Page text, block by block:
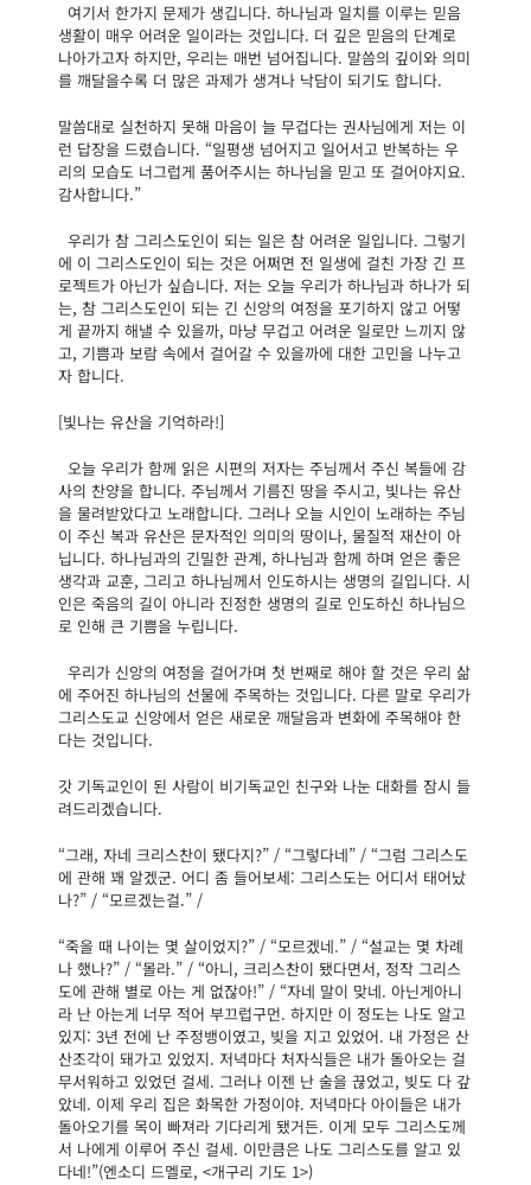
여기서 한가지 문제가 생깁니다. 하나님과 일치를 이루는 믿음
생활이 매우 어려운 일이라는 것입니다. 더 깊은 믿음의 단계로
나아가고자 하지만, 우리는 매번 넘어집니다. 말씀의 깊이와 의미
를 깨달을수록 더 많은 과제가 생겨나 낙담이 되기도 합니다.
말씀대로 실천하지 못해 마음이 늘 무겁다는 권사님에게 저는 이
런 답장을 드렸습니다. “일평생 넘어지고 일어서고 반복하는 우
리의 모습도 너그럽게 품어주시는 하나님을 믿고 또 걸어야지요.
감사합니다.”
우리가 참 그리스도인이 되는 일은 참 어려운 일입니다. 그렇기
에 이 그리스도인이 되는 것은 어쩌면 전 일생에 걸친 가장 긴 프
로젝트가 아닌가 싶습니다. 저는 오늘 우리가 하나님과 하나가 되
는, 참 그리스도인이 되는 긴 신앙의 여정을 포기하지 않고 어떻
게 끝까지 해낼 수 있을까, 마냥 무겁고 어려운 일로만 느끼지 않
고, 기쁨과 보람 속에서 걸어갈 수 있을까에 대한 고민을 나누고
자 합니다.
[빛나는 유산을 기억하라!]
오늘 우리가 함께 읽은 시편의 저자는 주님께서 주신 복들에 감
사의 찬양을 합니다. 주님께서 기름진 땅을 주시고, 빛나는 유산
을 물려받았다고 노래합니다. 그러나 오늘 시인이 노래하는 주님
이 주신 복과 유산은 문자적인 의미의 땅이나, 물질적 재산이 아
닙니다. 하나님과의 긴밀한 관계, 하나님과 함께 하며 얻은 좋은
생각과 교훈, 그리고 하나님께서 인도하시는 생명의 길입니다. 시
인은 죽음의 길이 아니라 진정한 생명의 길로 인도하신 하나님으
로 인해 큰 기쁨을 누립니다.
우리가 신앙의 여정을 걸어가며 첫 번째로 해야 할 것은 우리 삶
에 주어진 하나님의 선물에 주목하는 것입니다. 다른 말로 우리가
그리스도교 신앙에서 얻은 새로운 깨달음과 변화에 주목해야 한
다는 것입니다.
갓 기독교인이 된 사람이 비기독교인 친구와 나눈 대화를 잠시 들
려드리겠습니다.
“그래, 자네 크리스찬이 됐다지?” / “그렇다네” / “그럼 그리스도
에 관해 꽤 알겠군. 어디 좀 들어보세: 그리스도는 어디서 태어났
나?” / “모르겠는걸.” /
“죽을 때 나이는 몇 살이었지?” / “모르겠네.” / “설교는 몇 차례
나 했나?” / “몰라.” / “아니, 크리스찬이 됐다면서, 정작 그리스
도에 관해 별로 아는 게 없잖아!” / “자네 말이 맞네. 아닌게아니
라 난 아는게 너무 적어 부끄럽구먼. 하지만 이 정도는 나도 알고
있지: 3년 전에 난 주정뱅이였고, 빚을 지고 있었어. 내 가정은 산
산조각이 돼가고 있었지. 저녁마다 처자식들은 내가 돌아오는 걸
무서워하고 있었던 걸세. 그러나 이젠 난 술을 끊었고, 빚도 다 갚
았네. 이제 우리 집은 화목한 가정이야. 저녁마다 아이들은 내가
돌아오기를 목이 빠져라 기다리게 됐거든. 이게 모두 그리스도께
서 나에게 이루어 주신 걸세. 이만큼은 나도 그리스도를 알고 있
다네!”(엔소디 드멜로, <개구리 기도 1>)